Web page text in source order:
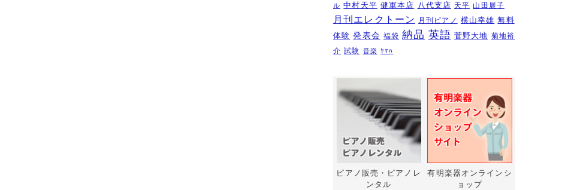
ピアノ・アドヴェンチャー研究会
発表会を実施しました～🎵
実施しました～～🎵 2026年5月2日
第22回有明楽器ピアノコンクール
受賞結果・審査員講評 2026年4月23日
『ピアノ・アドヴェンチャー ベ
ーシックシリーズセミナー
Vol,1』講座のお知らせ
新型エレクトーン「ELS03シリー
ル 中村天平 健軍本店 八代支店 天平 山田展子
月刊エレクトーン 月刊ピアノ 横山幸雄 無料
体験 発表会 福袋 納品 英語 菅野大地 菊地裕
介 試験 音楽 ﾔﾏﾊ
ピアノ販売・ピアノレ
ンタル
有明楽器オンラインシ
ョップ